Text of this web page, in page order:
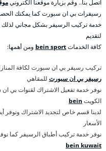
اتصل بنا.. وقم بزيارة موقعنا الكتروني
رسيفرات بي ان سبورت كما يمكنك
خدمة تركيب الرسيفر بشكل مجاني
لتقديم
كافة الخدماتbein sport ومن أهمها:
تركيب رسيفر بي ان سبورت لكافة
رسيفر بي ان سبورت للمقاهي
نوفر خدمة تفعيل الاشتراك لقنوات
الكويت bein
لدينا قسم خاص لتجديد الاشتراك ونوفر
الأسعار
نوفر خدمة تركيب أطباق الرسيفر
bein kuwait